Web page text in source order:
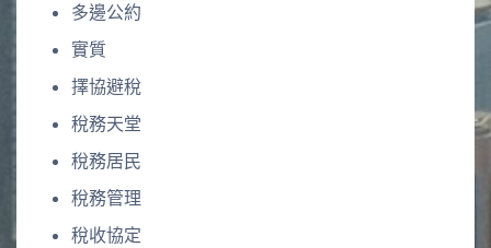
多邊公約
實質
擇協避稅
稅務天堂
稅務居民
稅務管理
稅收協定